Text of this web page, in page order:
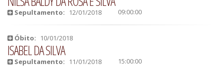
Sepultamento: 12/01/2018 09:00:00
Óbito: 10/01/2018
ISABEL DA SILVA
Sepultamento: 11/01/2018 15:00:00